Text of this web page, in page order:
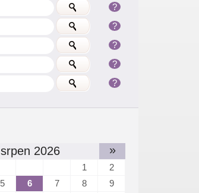
?
?
?
?
?
srpen 2026 »
1
2
5 6 7 8
9